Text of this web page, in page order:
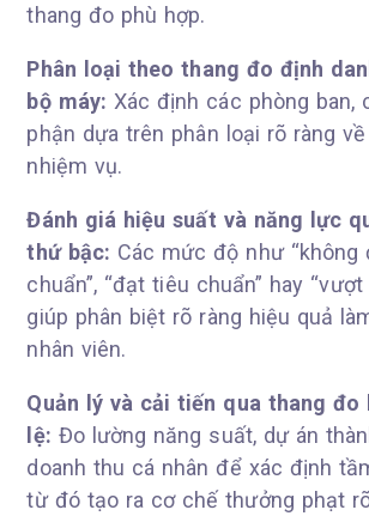
thang đo phù hợp.
Phân loại theo thang đo định
bộ máy: Xác định các phòng ban,
phận dựa trên phân loại rõ ràng
nhiệm vụ.
Đánh giá hiệu suất và năng lực
thứ bậc: Các mức độ như “không
chuẩn”, “đạt tiêu chuẩn” hay
giúp phân biệt rõ ràng hiệu quả
nhân viên.
Quản lý và cải tiến qua thang đo
lệ: Đo lường năng suất, dự án
doanh thu cá nhân để xác định
từ đó tạo ra cơ chế thưởng phạt